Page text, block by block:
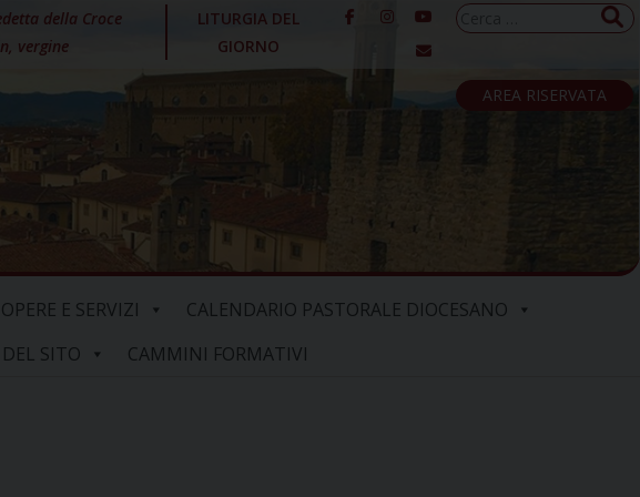
della Croce
vergine
LITURGIA DEL
GIORNO
Ricerca
AREA RISERVATA
OPERE E SERVIZI
CALENDARIO PASTORALE DIOCESANO
SITO CAMMINI FORMATIVI